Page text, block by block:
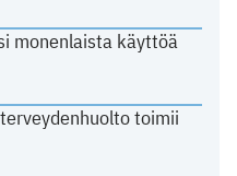
monenlaista käyttöä
toimii